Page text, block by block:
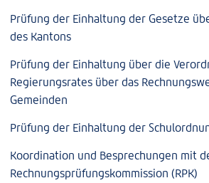
Prüfung der Einhaltung der Gesetze
des Kantons
Prüfung der Einhaltung über die
Regierungsrates über das
Gemeinden
Prüfung der Einhaltung der
Koordination und Besprechungen mit
Rechnungsprüfungskommission (RPK)